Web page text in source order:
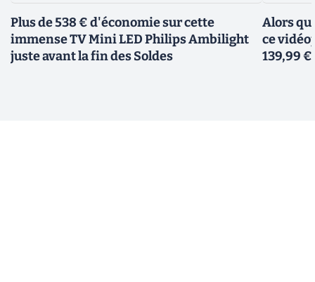
Plus de 538 € d'économie sur cette
immense TV Mini LED Philips Ambilight
juste avant la fin des Soldes
Alors
ce
139,99 €